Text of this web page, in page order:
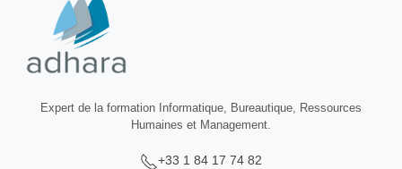
Expert de la formation Informatique, Bureautique, Ressources
Humaines et Management.
+33 1 84 17 74 82